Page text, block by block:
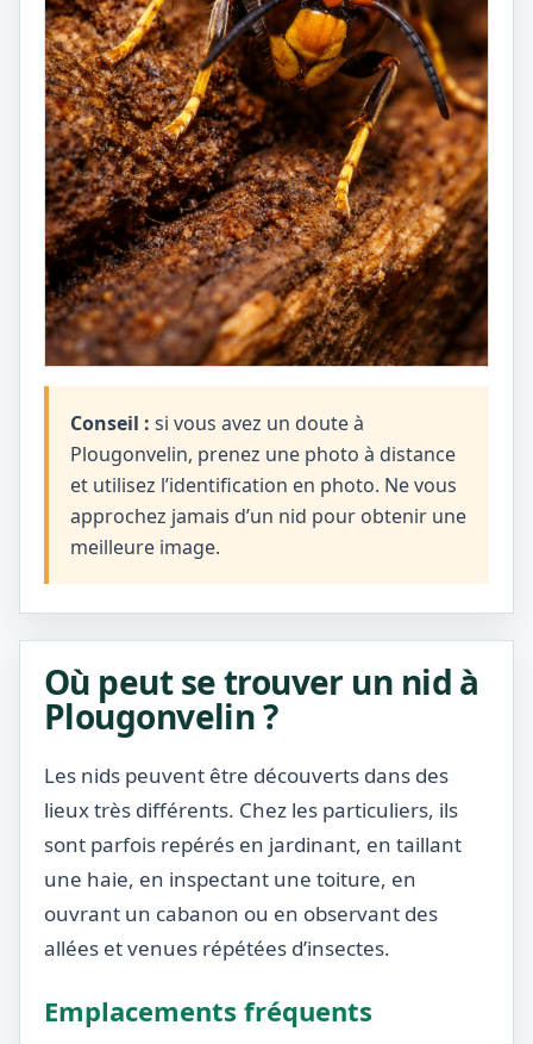
Conseil : si vous avez un doute à
Plougonvelin, prenez une photo à distance
et utilisez l’identification en photo. Ne vous
approchez jamais d’un nid pour obtenir une
meilleure image.
Où peut se trouver un nid à
Plougonvelin ?
Les nids peuvent être découverts dans des
lieux très différents. Chez les particuliers, ils
sont parfois repérés en jardinant, en taillant
une haie, en inspectant une toiture, en
ouvrant un cabanon ou en observant des
allées et venues répétées d’insectes.
Emplacements fréquents